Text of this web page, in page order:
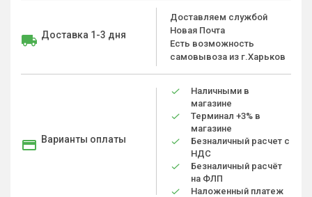
Доставка 1-3 дня
Доставляем службой
Новая Почта
Есть возможность
самовывоза из г.Харьков
Варианты оплаты
Наличными в
магазине
Терминал +3% в
магазине
Безналичный расчет с
НДС
Безналичный расчёт
на ФЛП
Наложенный платеж